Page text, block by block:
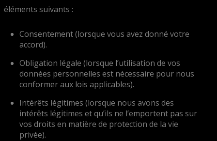
éléments suivants :
Consentement (lorsque vous avez donné votre
accord).
Obligation légale (lorsque l’utilisation de vos
données personnelles est nécessaire pour nous
conformer aux lois applicables).
Intérêts légitimes (lorsque nous avons des
intérêts légitimes et qu’ils ne l’emportent pas sur
vos droits en matière de protection de la vie
privée).